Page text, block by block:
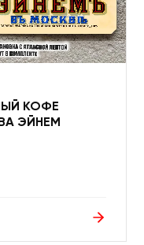
КОФЕ
ЭЙНЕМ